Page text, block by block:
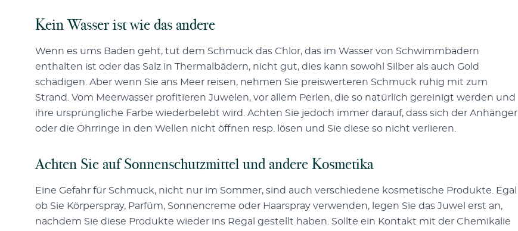
Kein Wasser ist wie das andere
Wenn es ums Baden geht, tut dem Schmuck das Chlor, das im Wasser von Schwimmbädern
enthalten ist oder das Salz in Thermalbädern, nicht gut, dies kann sowohl Silber als auch Gold
schädigen. Aber wenn Sie ans Meer reisen, nehmen Sie preiswerteren Schmuck ruhig mit zum
Strand. Vom Meerwasser profitieren Juwelen, vor allem Perlen, die so natürlich gereinigt werden und
ihre ursprüngliche Farbe wiederbelebt wird. Achten Sie jedoch immer darauf, dass sich der Anhänger
oder die Ohrringe in den Wellen nicht öffnen resp. lösen und Sie diese so nicht verlieren.
Achten Sie auf Sonnenschutzmittel und andere Kosmetika
Eine Gefahr für Schmuck, nicht nur im Sommer, sind auch verschiedene kosmetische Produkte. Egal
ob Sie Körperspray, Parfüm, Sonnencreme oder Haarspray verwenden, legen Sie das Juwel erst an,
nachdem Sie diese Produkte wieder ins Regal gestellt haben. Sollte ein Kontakt mit der Chemikalie